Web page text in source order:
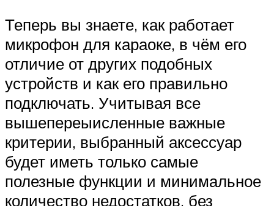
Теперь вы знаете, как работает
микрофон для караоке, в чём его
отличие от других подобных
устройств и как его правильно
подключать. Учитывая все
вышепереыисленные важные
критерии, выбранный аксессуар
будет иметь только самые
полезные функции и минимальное
количество недостатков, без